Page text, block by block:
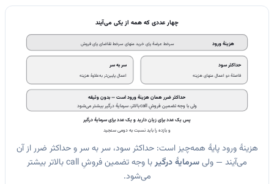
چهار عددی که همه از یکی می‌آیند
هزینهٔ ورود سرخط عرضهٔ پای خرید منهای سرخط تقاضای پای فروش
حداکثر سود
فاصلهٔ دو اعمال منهای هزینه
سر به سر
اعمال پایین‌تر به‌علاوهٔ هزینه
حداکثر ضرر همان هزینهٔ ورود است — بدون وثیقه
ولی با وجه تضمین فروشِ call بالاتر، سرمایهٔ درگیر بیشتر می‌شود
پس یک عدد برای زیان دارید و یک عدد برای سرمایهٔ درگیر
و بازده را باید نسبت به دومی سنجید
هزینهٔ ورود پایهٔ همه‌چیز است: حداکثر سود، سر به سر و حداکثر ضرر از آن
می‌آیند — ولیسرمایهٔ درگیر
با وجه تضمین فروشِ call بالاتر بیشتر
می‌شود.